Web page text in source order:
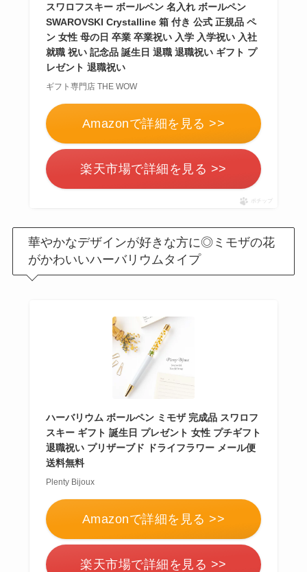
【691人回答】ハンド
クリームのプレゼン
トは嬉しくない？セ
【男女100人回答】
フラーのプレゼント
？重いし
いらないと思われな
サボンのプレゼント
は嬉しくない？いら
ない ？男性には人
SHIROのプレゼント
女性100人に聞いてみ
スワロフスキー ボールペン 名入れ ボールペン
SWAROVSKI Crystalline 箱 付き 公式 正規品 ペ
ン 女性 母の日 卒業 卒業祝い 入学 入学祝い 入社
就職 祝い 記念品 誕生日 退職 退職祝い ギフト プ
レゼント 退職祝い
ギフト専門店 THE WOW
Amazonで詳細を見る >>
楽天市場で詳細を見る >>
ポチップ
華やかなデザインが好きな方に◎ミモザの花
がかわいいハーバリウムタイプ
ハーバリウム ボールペン ミモザ 完成品 スワロフ
スキー ギフト 誕生日 プレゼント 女性 プチギフト
退職祝い プリザーブド ドライフラワー メール便
送料無料
Plenty Bijoux
Amazonで詳細を見る >>
楽天市場で詳細を見る >>